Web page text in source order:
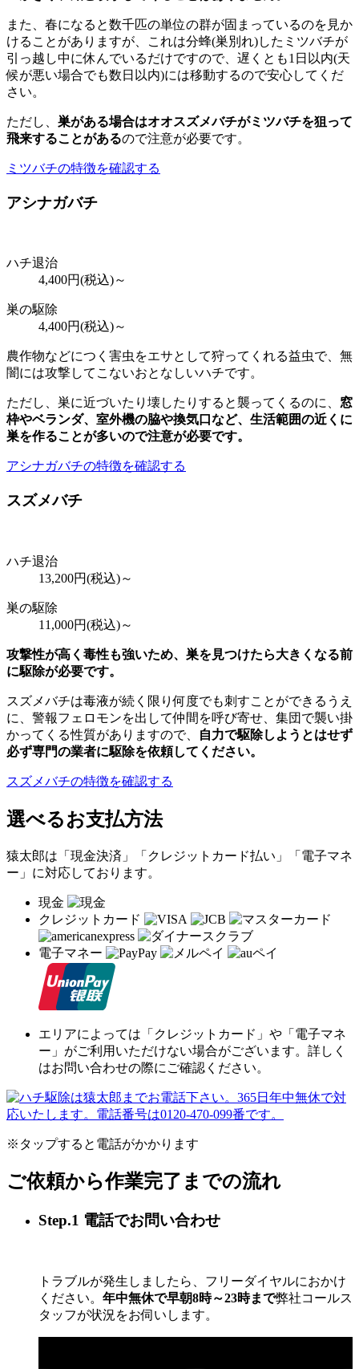
また、春になると数千匹の単位の群が固まっているのを見か
けることがありますが、これは分蜂(巣別れ)したミツバチが
引っ越し中に休んでいるだけですので、遅くとも1日以内(天
候が悪い場合でも数日以内)には移動するので安心してくだ
さい。
ただし、 巣がある場合はオオスズメバチがミツバチを狙って
飛来することがあるので注意が必要です。
ミツバチの特徴を確認する
アシナガバチ
ハチ退治
4,400円(税込)～
巣の駆除
4,400円(税込)～
農作物などにつく害虫をエサとして狩ってくれる益虫で、無
闇には攻撃してこないおとなしいハチです。
ただし、巣に近づいたり壊したりすると襲ってくるのに、 窓
枠やベランダ、室外機の脇や換気口など、 生活範囲の近くに
巣を作ることが多いので注意が必要です。
アシナガバチの特徴を確認する
スズメバチ
ハチ退治
13,200円(税込)～
巣の駆除
11,000円(税込)～
攻撃性が高く毒性も強いため、巣を見つけたら大きくなる前
に駆除が必要です。
スズメバチは毒液が続く限り何度でも刺すことができるうえ
に、警報フェロモンを出して仲間を呼び寄せ、集団で襲い掛
かってくる性質がありますので、
自力で駆除しようとはせず
必ず専門の業者に駆除を依頼してください。
スズメバチの特徴を確認する
選べるお支払方法
猿太郎は「現金決済」「クレジットカード払い」「電子マネ
ー」に対応しております。
現金
クレジットカード
電子マネー
エリアによっては「クレジットカード」や「電子マネ
ー」がご利用いただけない場合がございます。詳しく
はお問い合わせの際にご確認ください。
※タップすると電話がかかります
ご依頼から作業完了までの流れ
Step.1 電話でお問い合わせ
トラブルが発生しましたら、フリーダイヤルにおかけ
ください。 年中無休で早朝8時～23時まで弊社コールス
タッフが状況をお伺いします。